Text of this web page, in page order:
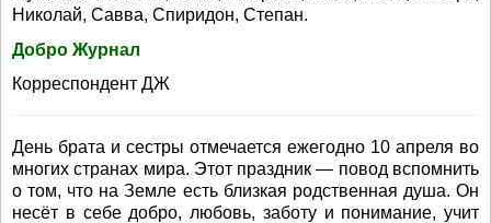
Николай, Савва, Спиридон, Степан.
Добро Журнал
Корреспондент ДЖ
День брата и сестры отмечается ежегодно 10 апреля во
многих странах мира. Этот праздник — повод вспомнить
о том, что на Земле есть близкая родственная душа. Он
несёт в себе добро, любовь, заботу и понимание, учит